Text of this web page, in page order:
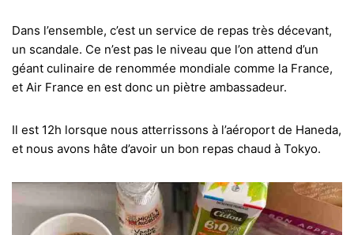
Dans l’ensemble, c’est un service de repas très décevant,
un scandale. Ce n’est pas le niveau que l’on attend d’un
géant culinaire de renommée mondiale comme la France,
et Air France en est donc un piètre ambassadeur.
Il est 12h lorsque nous atterrissons à l’aéroport de Haneda,
et nous avons hâte d’avoir un bon repas chaud à Tokyo.